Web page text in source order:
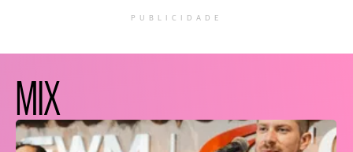
PUBLICIDADE
MIX